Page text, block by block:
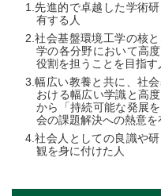
先進的で卓越した学術
有する人
社会基盤環境工学の核
学の各分野において高
役割を担うことを目指す
幅広い教養と共に、社
おける幅広い学識と高
から「持続可能な発展
会の課題解決への熱意を
社会人としての良識や
観を身に付けた人